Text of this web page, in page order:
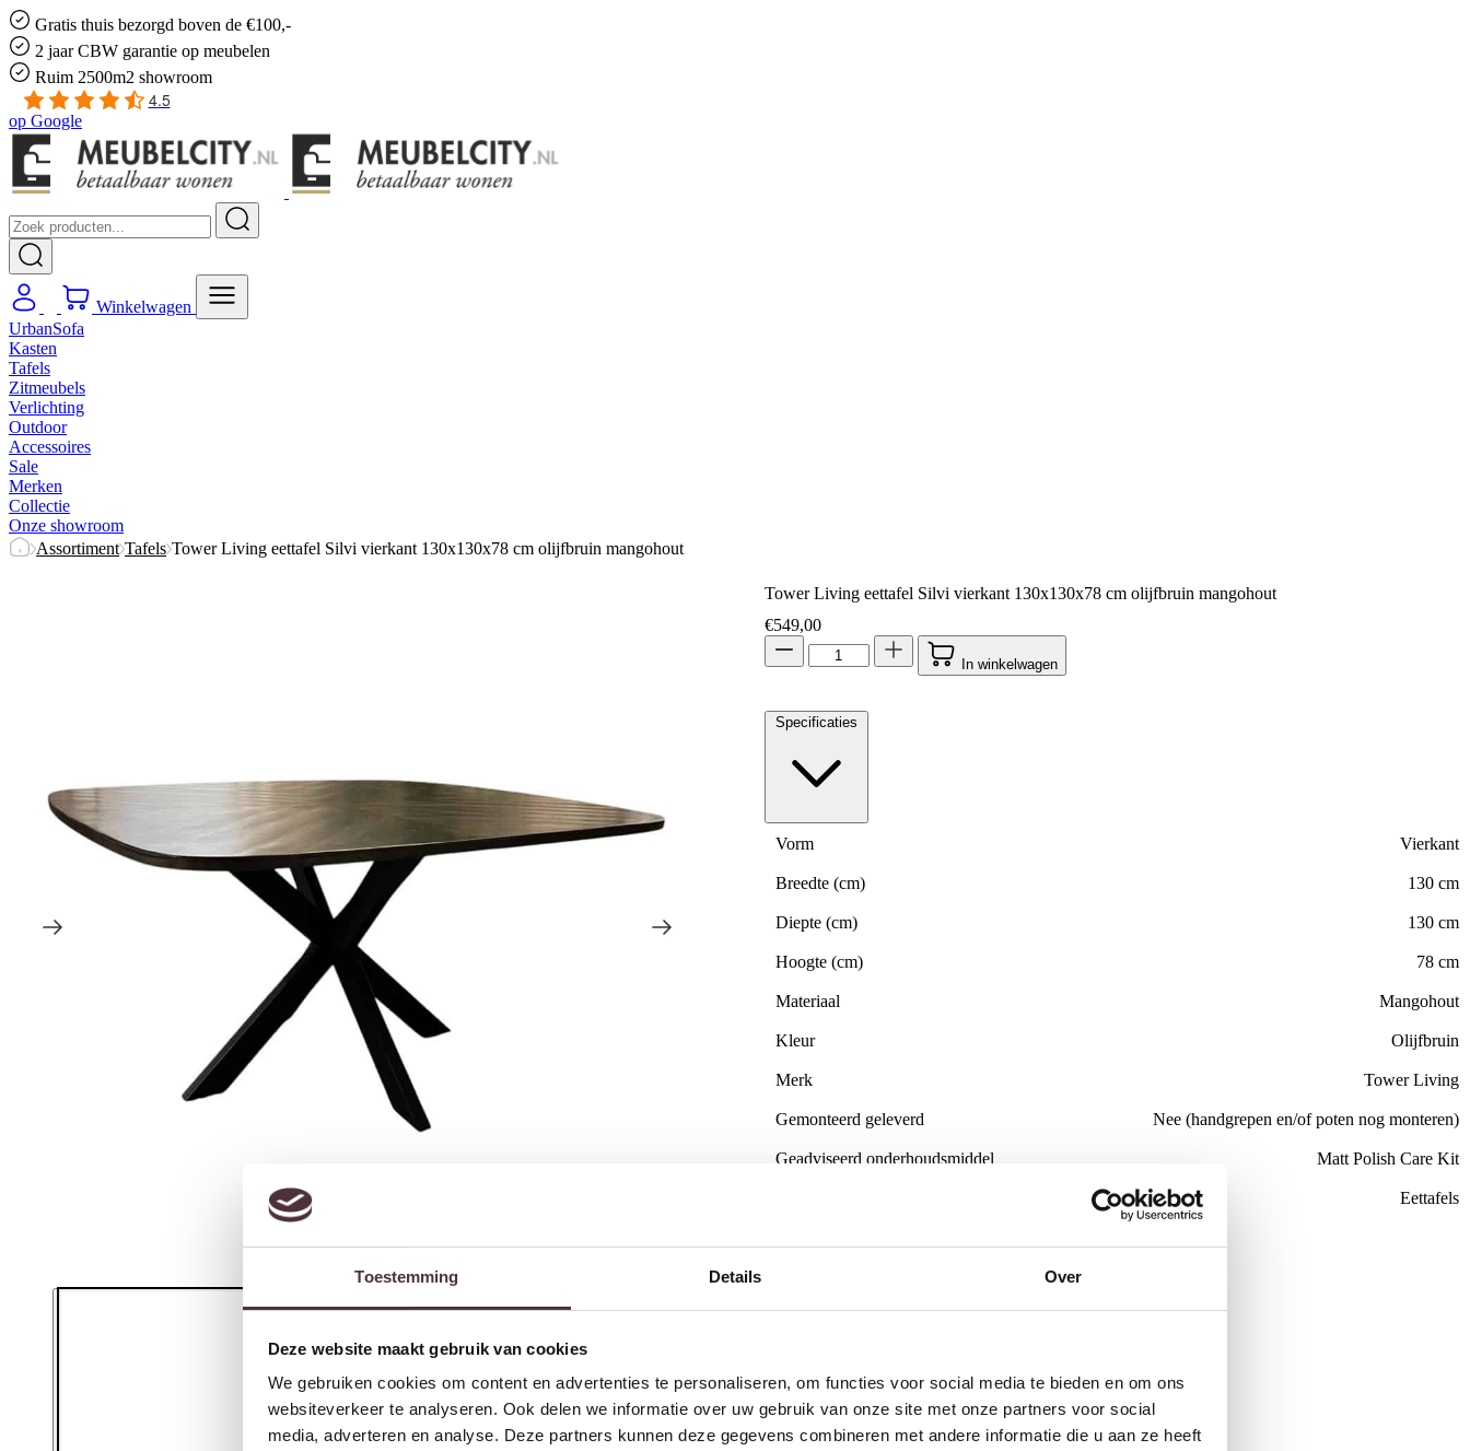
Toestemming Details Over
Deze website maakt gebruik van cookies
We gebruiken cookies om content en advertenties te personaliseren, om functies voor social media te bieden en om ons
websiteverkeer te analyseren. Ook delen we informatie over uw gebruik van onze site met onze partners voor social
media, adverteren en analyse. Deze partners kunnen deze gegevens combineren met andere informatie die u aan ze heeft
Gratis thuis bezorgd boven de €100,-
2 jaar CBW garantie op meubelen
Ruim 2500m2 showroom
4.5
op Google
Winkelwagen
UrbanSofa
Kasten
Tafels
Zitmeubels
Verlichting
Outdoor
Accessoires
Sale
Merken
Collectie
Onze showroom
Assortiment Tafels Tower Living eettafel Silvi vierkant 130x130x78 cm olijfbruin mangohout
Tower Living eettafel Silvi vierkant 130x130x78 cm olijfbruin mangohout
€549,00
In winkelwagen
Specificaties
Vorm Vierkant
Breedte (cm) 130 cm
Diepte (cm) 130 cm
Hoogte (cm) 78 cm
Materiaal Mangohout
Kleur Olijfbruin
Merk Tower Living
Gemonteerd geleverd Nee (handgrepen en/of poten nog monteren)
Geadviseerd onderhoudsmiddel Matt Polish Care Kit
Eettafels
Ruim2500m2 showroom
Interessant voor jou